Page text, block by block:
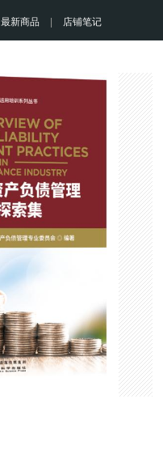
最新商品 店铺笔记